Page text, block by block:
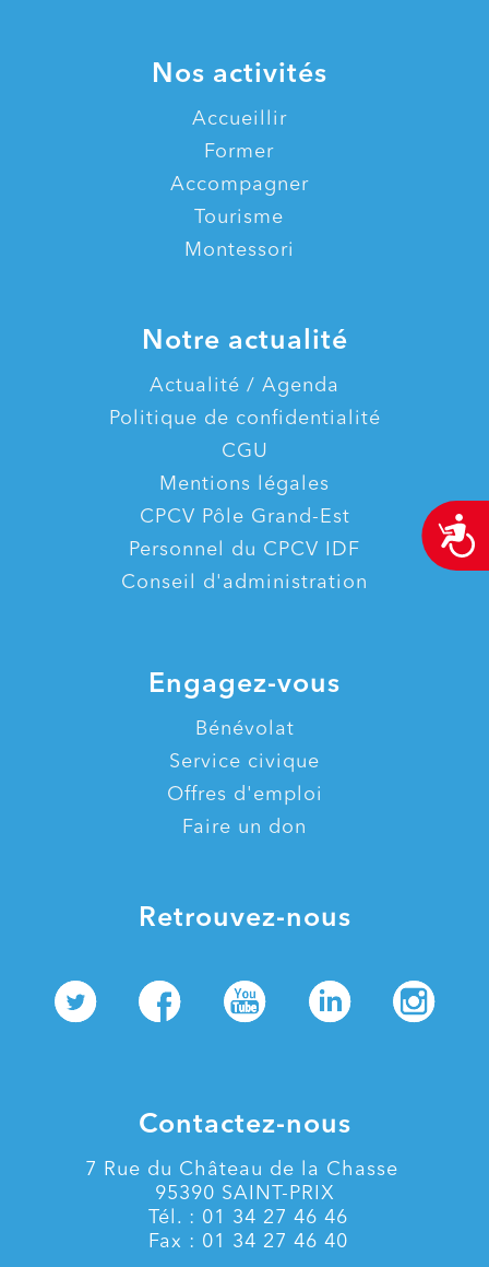
Nos activités
Accueillir
Former
Accompagner
Tourisme
Montessori
Notre actualité
Actualité / Agenda
Politique de confidentialité
CGU
Mentions légales
CPCV Pôle Grand-Est
Personnel du CPCV IDF
Conseil d'administration
Engagez-vous
Bénévolat
Service civique
Offres d'emploi
Faire un don
Retrouvez-nous
Contactez-nous
7 Rue du Château de la Chasse
95390 SAINT-PRIX
Tél. : 01 34 27 46 46
Fax : 01 34 27 46 40